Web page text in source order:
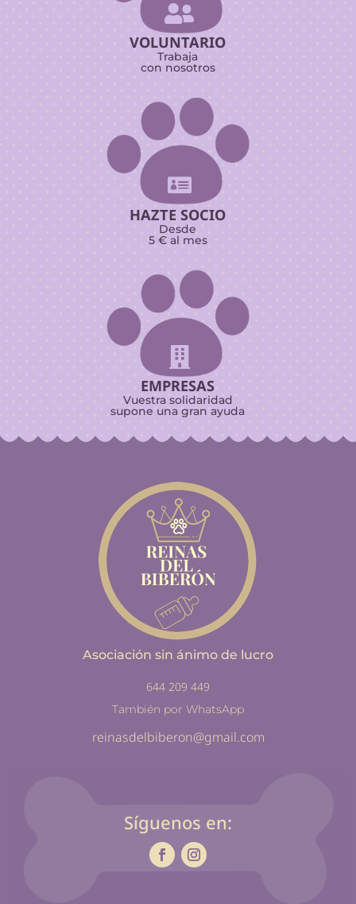

VOLUNTARIO
Trabaja
con nosotros

HAZTE SOCIO
Desde
5 € al mes

EMPRESAS
Vuestra solidaridad
supone una gran ayuda
Asociación sin ánimo de lucro
644 209 449
También por WhatsApp
reinasdelbiberon@gmail.com
Síguenos en: